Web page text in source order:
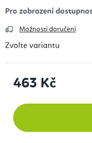
Možnosti doručení
Zvolte variantu
463 Kč